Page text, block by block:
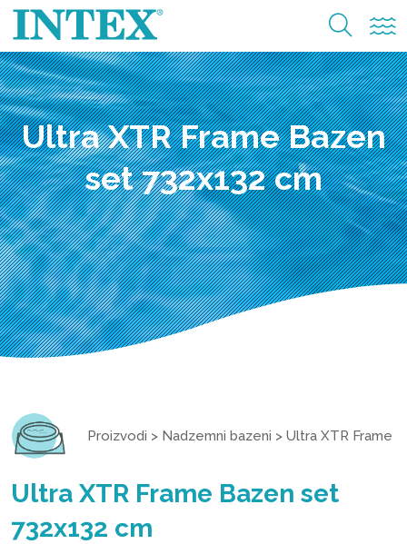
Ultra XTR Frame Bazen
set 732x132 cm
Proizvodi > Nadzemni bazeni > Ultra XTR Frame
Ultra XTR Frame Bazen set
732x132 cm